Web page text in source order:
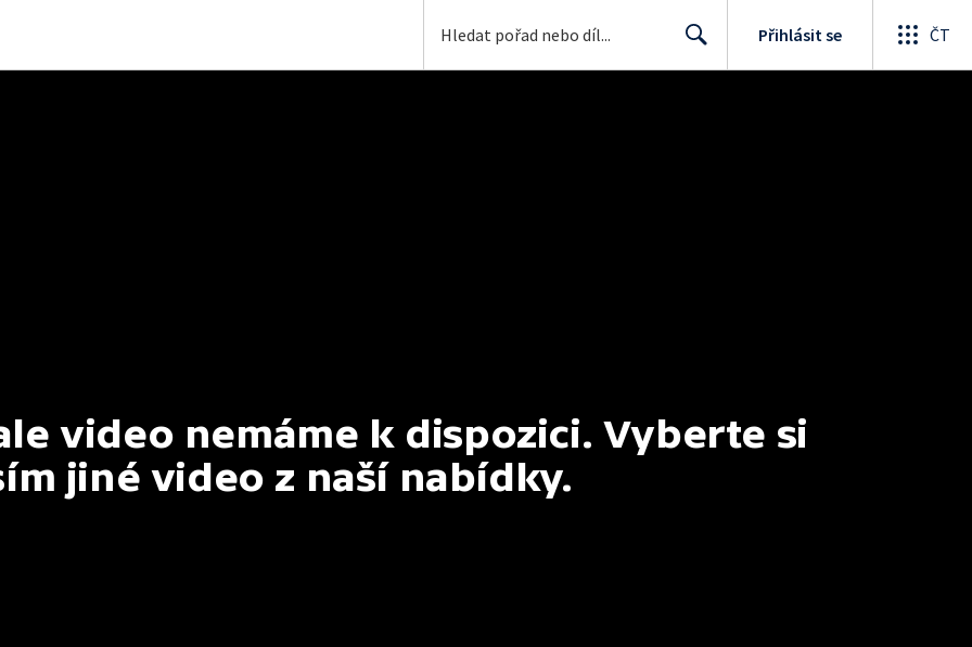
Přihlásit se ČT
video nemáme k dispozici. Vyberte si
jiné video z naší nabídky.